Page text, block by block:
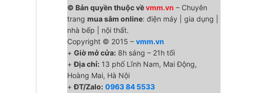
© Bản quyền thuộc vềvmm.vn – Chuyên
trang mua sắm online: điện máy | gia dụng |
nhà bếp | nội thất.
Copyright © 2015 – vmm.vn
+ Giờ mở cửa: 8h sáng – 21h tối
+Địa chỉ: 13 phố Lĩnh Nam, Mai Động,
Hoàng Mai, Hà Nội
+ĐT/Zalo: 0963 84 5533